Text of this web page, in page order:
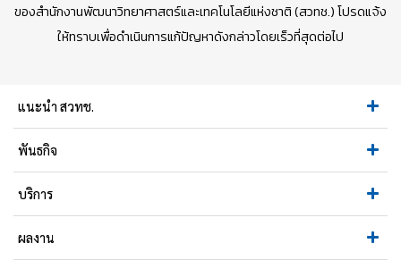
ของสำนักงานพัฒนาวิทยาศาสตร์และเทคโนโลยีแห่งชาติ (สวทช.) โปรดแจ้ง
ให้ทราบเพื่อดำเนินการแก้ปัญหาดังกล่าวโดยเร็วที่สุดต่อไป
แนะนำ สวทช.
พันธกิจ
บริการ
ผลงาน